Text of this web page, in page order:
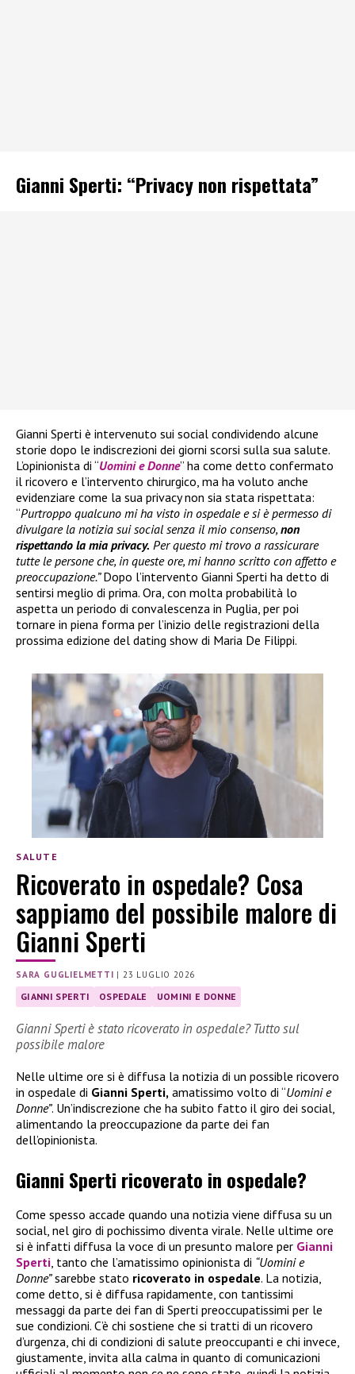
Gianni Sperti: “Privacy non rispettata”
Gianni Sperti è intervenuto sui social condividendo alcune
storie dopo le indiscrezioni dei giorni scorsi sulla sua salute.
L’opinionista di “Uomini e Donne” ha come detto confermato
il ricovero e l’intervento chirurgico, ma ha voluto anche
evidenziare come la sua privacy non sia stata rispettata:
“Purtroppo qualcuno mi ha visto in ospedale e si è permesso di
divulgare la notizia sui social senza il mio consenso, non
rispettando la mia privacy. Per questo mi trovo a rassicurare
tutte le persone che, in queste ore, mi hanno scritto con affetto e
preoccupazione.”Dopo l’intervento Gianni Sperti ha detto di
sentirsi meglio di prima. Ora, con molta probabilità lo
aspetta un periodo di convalescenza in Puglia, per poi
tornare in piena forma per l’inizio delle registrazioni della
prossima edizione del dating show di Maria De Filippi.
SALUTE
Ricoverato in ospedale? Cosa
sappiamo del possibile malore di
Gianni Sperti
SARA GUGLIELMETTI |23 LUGLIO 2026
GIANNI SPERTI OSPEDALE UOMINI E DONNE
Gianni Sperti è stato ricoverato in ospedale? Tutto sul
possibile malore
Nelle ultime ore si è diffusa la notizia di un possible ricovero
in ospedale di Gianni Sperti, amatissimo volto di “Uomini e
Donne”. Un’indiscrezione che ha subito fatto il giro dei social,
alimentando la preoccupazione da parte dei fan
dell’opinionista.
Gianni Sperti ricoverato in ospedale?
Come spesso accade quando una notizia viene diffusa su un
social, nel giro di pochissimo diventa virale. Nelle ultime ore
si è infatti diffusa la voce di un presunto malore per Gianni
Sperti, tanto che l’amatissimo opinionista di “Uomini e
Donne”sarebbe stato ricoverato in ospedale. La notizia,
come detto, si è diffusa rapidamente, con tantissimi
messaggi da parte dei fan di Sperti preoccupatissimi per le
sue condizioni. C’è chi sostiene che si tratti di un ricovero
d’urgenza, chi di condizioni di salute preoccupanti e chi invece,
giustamente, invita alla calma in quanto di comunicazioni